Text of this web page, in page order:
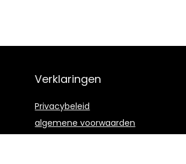
Verklaringen
Privacybeleid
algemene voorwaarden